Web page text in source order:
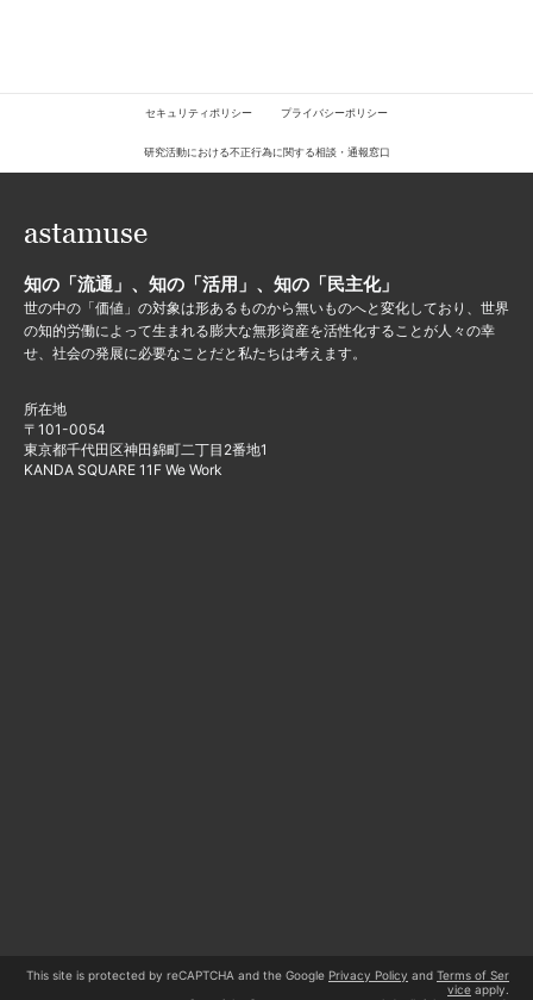
セキュリティポリシー プライバシーポリシー
研究活動における不正行為に関する相談・通報窓口
知の「流通」、知の「活用」、知の「民主化」
世の中の「価値」の対象は形あるものから無いものへと変化しており、世界
の知的労働によって生まれる膨大な無形資産を活性化することが人々の幸
せ、社会の発展に必要なことだと私たちは考えます。
所在地
〒101-0054
東京都千代田区神田錦町二丁目2番地1
KANDA SQUARE 11F We Work
This site is protected by reCAPTCHA and the Google Privacy Policy and Terms of Ser
vice apply.